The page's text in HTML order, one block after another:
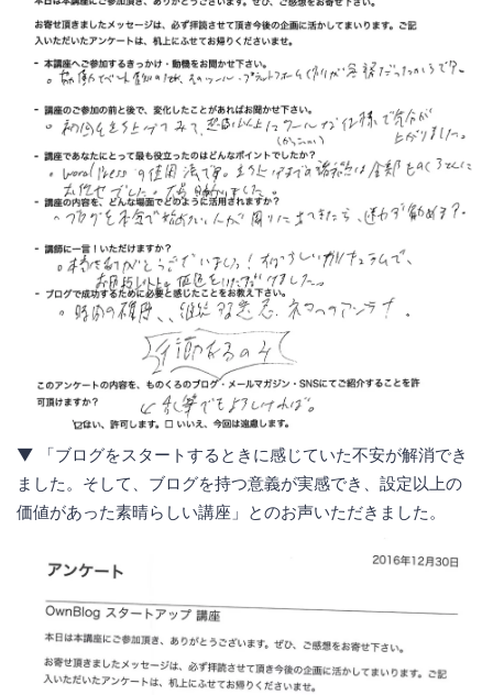
▼ 「ブログをスタートするときに感じていた不安が解消でき
ました。そして、ブログを持つ意義が実感でき、設定以上の
価値があった素晴らしい講座」とのお声いただきました。